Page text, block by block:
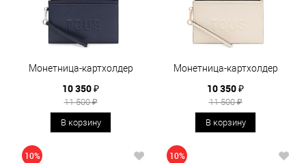
Монетница-картхолдер
10 350 ₽
11 500 ₽
В корзину
Монетница-картхолдер
10 350 ₽
11 500 ₽
В корзину
10% 10%